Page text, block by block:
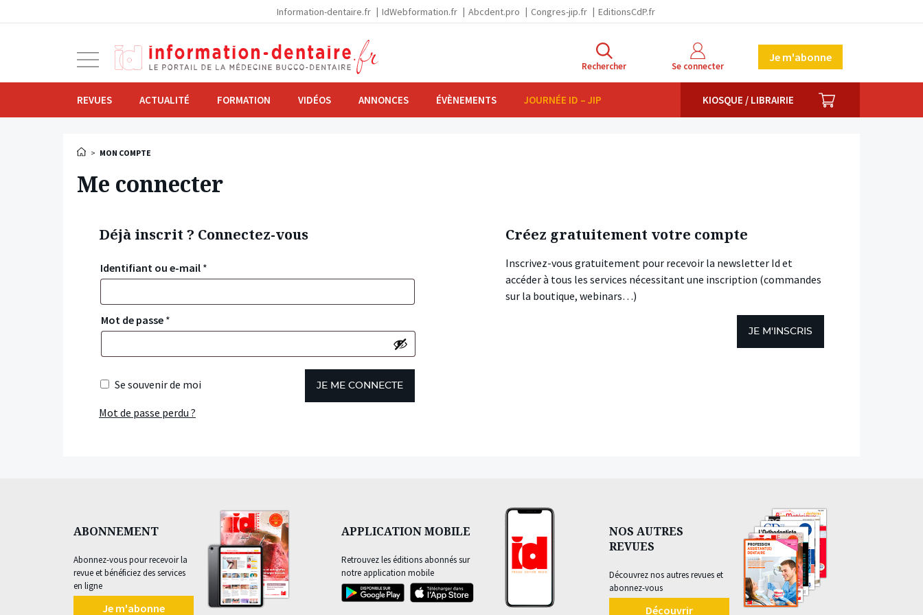
Information-dentaire.fr IdWebformation.fr Abcdent.pro Congres-jip.fr EditionsCdP.fr
navigation
Rechercher Se connecter
Je m'abonne
REVUES ACTUALITÉ FORMATION VIDÉOS ANNONCES ÉVÈNEMENTS JOURNÉE ID – JIP KIOSQUE / LIBRAIRIE PANIER
> MON COMPTE
Me connecter
Déjà inscrit ? Connectez-vous
Identifiant ou e-mail *
Mot de passe *
Se souvenir de moi JE ME CONNECTE
Mot de passe perdu ?
Créez gratuitement votre compte
Inscrivez-vous gratuitement pour recevoir la newsletter Id et
accéder à tous les services nécessitant une inscription (commandes
sur la boutique, webinars…)
JE M'INSCRIS
ABONNEMENT
Abonnez-vous pour recevoir la
revue et bénéficiez des services
en ligne
Je m'abonne
APPLICATION MOBILE
Retrouvez les éditions abonnés sur
notre application mobile
NOS AUTRES
REVUES
Découvrez nos autres revues et
abonnez-vous
Découvrir